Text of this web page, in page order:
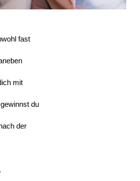
fast
mit
du
der